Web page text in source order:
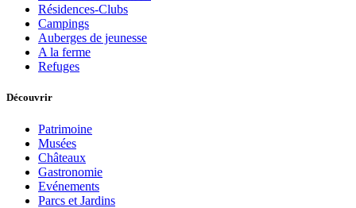
Résidences-Clubs
Campings
Auberges de jeunesse
A la ferme
Refuges
Découvrir
Patrimoine
Musées
Châteaux
Gastronomie
Evénements
Parcs et Jardins